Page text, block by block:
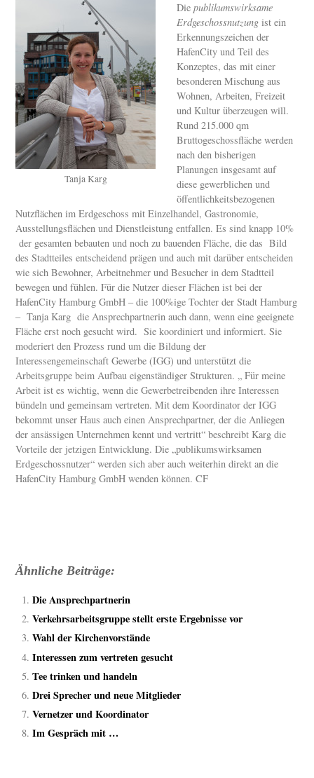
Tanja Karg
Diepublikumswirksame
Erdgeschossnutzung ist ein
Erkennungszeichen der
HafenCity und Teil des
Konzeptes, das mit einer
besonderen Mischung aus
Wohnen, Arbeiten, Freizeit
und Kultur überzeugen will.
Rund 215.000 qm
Bruttogeschossfläche werden
nach den bisherigen
Planungen insgesamt auf
diese gewerblichen und
öffentlichkeitsbezogenen
Nutzflächen im Erdgeschoss mit Einzelhandel, Gastronomie,
Ausstellungsflächen und Dienstleistung entfallen. Es sind knapp 10%
der gesamten bebauten und noch zu bauenden Fläche, die das Bild
des Stadtteiles entscheidend prägen und auch mit darüber entscheiden
wie sich Bewohner, Arbeitnehmer und Besucher in dem Stadtteil
bewegen und fühlen. Für die Nutzer dieser Flächen ist bei der
HafenCity Hamburg GmbH – die 100%ige Tochter der Stadt Hamburg
– Tanja Karg die Ansprechpartnerin auch dann, wenn eine geeignete
Fläche erst noch gesucht wird. Sie koordiniert und informiert. Sie
moderiert den Prozess rund um die Bildung der
Interessengemeinschaft Gewerbe (IGG) und unterstützt die
Arbeitsgruppe beim Aufbau eigenständiger Strukturen. „ Für meine
Arbeit ist es wichtig, wenn die Gewerbetreibenden ihre Interessen
bündeln und gemeinsam vertreten. Mit dem Koordinator der IGG
bekommt unser Haus auch einen Ansprechpartner, der die Anliegen
der ansässigen Unternehmen kennt und vertritt“ beschreibt Karg die
Vorteile der jetzigen Entwicklung. Die „publikumswirksamen
Erdgeschossnutzer“ werden sich aber auch weiterhin direkt an die
HafenCity Hamburg GmbH wenden können. CF
Ähnliche Beiträge:
Die Ansprechpartnerin
Verkehrsarbeitsgruppe stellt erste Ergebnisse vor
Wahl der Kirchenvorstände
Interessen zum vertreten gesucht
Tee trinken und handeln
Drei Sprecher und neue Mitglieder
Vernetzer und Koordinator
Im Gespräch mit …